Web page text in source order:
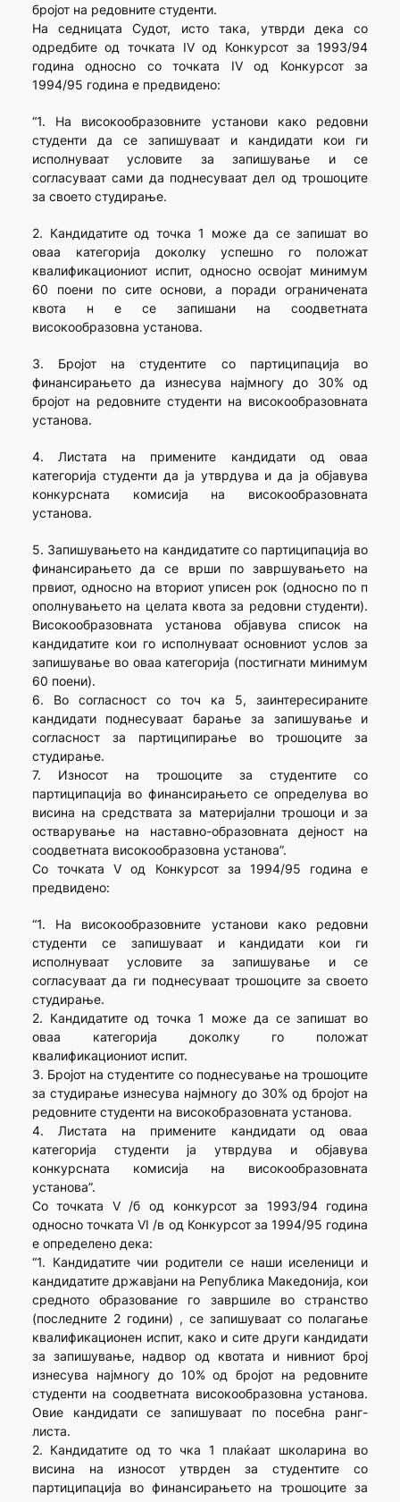
бројот на редовните студенти.
На седницата Судот, исто така, утврди дека со
одредбите од точката IV од Конкурсот за 1993/94
година односно со точката IV од Конкурсот за
1994/95 година е предвидено:
“1. На високообразовните установи како редовни
студенти да се запишуваат и кандидати кои ги
исполнуваат условите за запишување и се
согласуваат сами да поднесуваат дел од трошоците
за своето студирање.
2. Кандидатите од точка 1 може да се запишат во
оваа категорија доколку успешно го положат
квалификациониот испит, односно освојат минимум
60 поени по сите основи, а поради ограничената
квота н е се запишани на соодветната
високообразовна установа.
3. Бројот на студентите со партиципација во
финансирањето да изнесува најмногу до 30% од
бројот на редовните студенти на високообразовната
установа.
4. Листата на примените кандидати од оваа
категорија студенти да ја утврдува и да ја објавува
конкурсната комисија на високообразовната
установа.
5. Запишувањето на кандидатите со партиципација во
финансирањето да се врши по завршувањето на
првиот, односно на вториот уписен рок (односно по п
ополнувањето на целата квота за редовни студенти).
Високообразовната установа објавува список на
кандидатите кои го исполнуваат основниот услов за
запишување во оваа категорија (постигнати минимум
60 поени).
6. Во согласност со точ ка 5, заинтересираните
кандидати поднесуваат барање за запишување и
согласност за партиципирање во трошоците за
студирање.
7. Износот на трошоците за студентите со
партиципација во финансирањето се определува во
висина на средствата за материјални трошоци и за
остварување на наставно-образовната дејност на
соодветната високообразовна установа”.
Со точката V од Конкурсот за 1994/95 година е
предвидено:
“1. На високообразовните установи како редовни
студенти се запишуваат и кандидати кои ги
исполнуваат условите за запишување и се
согласуваат да ги поднесуваат трошоците за своето
студирање.
2. Кандидатите од точка 1 може да се запишат во
оваа категорија доколку го положат
квалификациониот испит.
3. Бројот на студентите со поднесување на трошоците
за студирање изнесува најмногу до 30% од бројот на
редовните студенти на високобразовната установа.
4. Листата на примените кандидати од оваа
категорија студенти ја утврдува и објавува
конкурсната комисија на високообразовната
установа”.
Со точката V /б од конкурсот за 1993/94 година
односно точката VI /в од Конкурсот за 1994/95 година
е определено дека:
“1. Кандидатите чии родители се наши иселеници и
кандидатите државјани на Република Македонија, кои
средното образование го завршиле во странство
(последните 2 години) , се запишуваат со полагање
квалификационен испит, како и сите други кандидати
за запишување, надвор од квотата и нивниот број
изнесува најмногу до 10% од бројот на редовните
студенти на соодветната високообразовна установа.
Овие кандидати се запишуваат по посебна ранг-
листа.
2. Кандидатите од то чка 1 плаќаат школарина во
висина на износот утврден за студентите со
партиципација во финансирањето на трошоците за